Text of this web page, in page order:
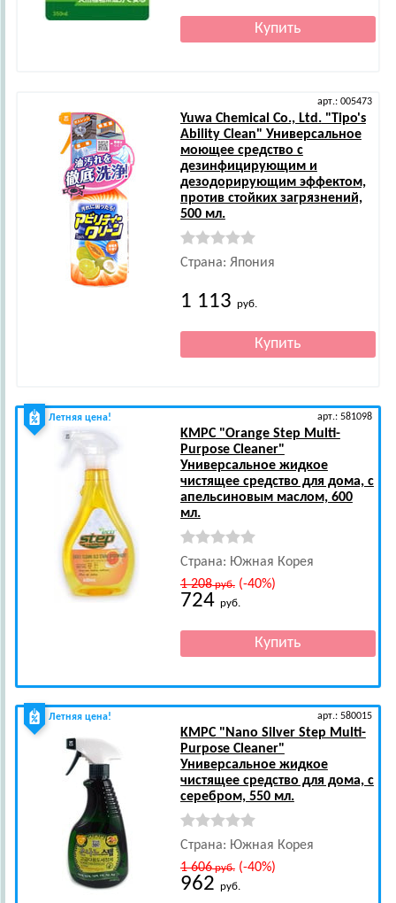
арт.: 005473
Yuwa Chemical Co., Ltd."Tipo's
Ability Clean" Универсальное
моющее средство с
дезинфицирующим и
дезодорирующим эффектом,
против стойких загрязнений,
500 мл.
Страна: Япония
1 113 руб.
Летняя цена! арт.: 581098
KMPC"Orange Step Multi-
Purpose Cleaner"
Универсальное жидкое
чистящее средство для дома, с
апельсиновым маслом, 600
мл.
Страна: Южная Корея
1 208руб.(-40%)
724 руб.
Летняя цена! арт.: 580015
KMPC"Nano Silver Step Multi-
Purpose Cleaner"
Универсальное жидкое
чистящее средство для дома, с
серебром, 550 мл.
Страна: Южная Корея
1 606руб.(-40%)
962 руб.